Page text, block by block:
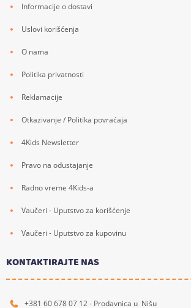
Informacije o dostavi
Uslovi korišćenja
O nama
Politika privatnosti
Reklamacije
Otkazivanje / Politika povraćaja
4Kids Newsletter
Pravo na odustajanje
Radno vreme 4Kids-a
Vaučeri - Uputstvo za korišćenje
Vaučeri - Uputstvo za kupovinu
KONTAKTIRAJTE NAS
+381 60 678 07 12 - Prodavnica u Nišu